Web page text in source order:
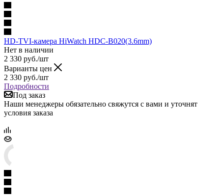
HD-TVI-камера HiWatch HDC-B020(3.6mm)
Нет в наличии
2 330 руб./шт
Варианты цен
2 330 руб./шт
Подробности
Под заказ
Наши менеджеры обязательно свяжутся с вами и уточнят
условия заказа